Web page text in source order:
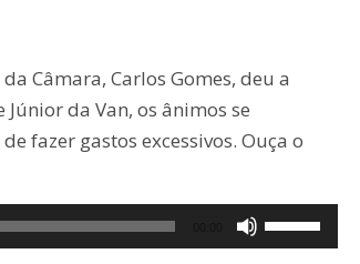
Câmara, Carlos Gomes, deu a
da Van, os ânimos se
fazer gastos excessivos. Ouça o
Use
as